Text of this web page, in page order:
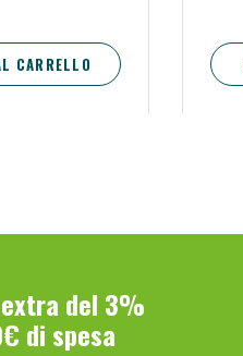
CARRELLO
del 3%
di spesa